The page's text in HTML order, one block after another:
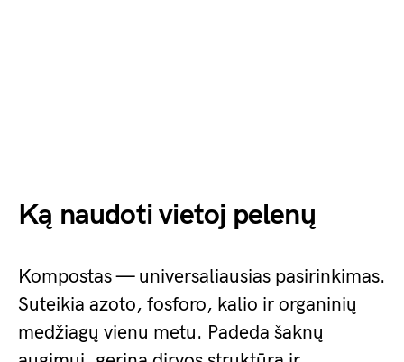
Ką naudoti vietoj pelenų
Kompostas — universaliausias pasirinkimas.
Suteikia azoto, fosforo, kalio ir organinių
medžiagų vienu metu. Padeda šaknų